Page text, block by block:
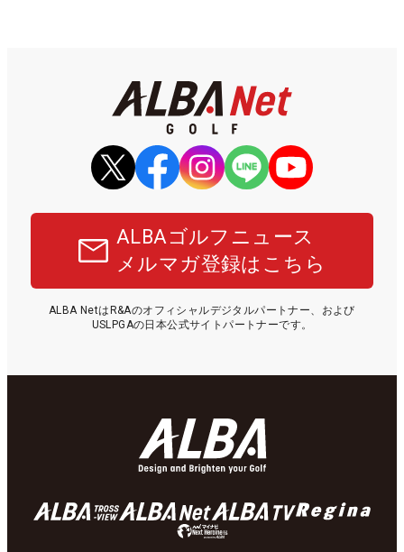
ALBAゴルフニュース
メルマガ登録はこちら
ALBA NetはR&Aのオフィシャルデジタルパートナー、および
USLPGAの日本公式サイトパートナーです。